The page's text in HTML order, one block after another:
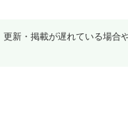
新・掲載が遅れている場